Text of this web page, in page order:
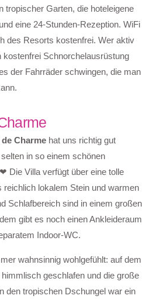
tropischer Garten, die hoteleigene
eine 24-Stunden-Rezeption. WiFi
des Resorts kostenfrei. Wer aktiv
Schnorchelausrüstung
der Fahrräder schwingen, die man
Charme hat uns richtig gut
in so einem schönen
Die Villa verfügt über eine tolle
lokalem Stein und warmen
Schlafbereich sind in einem großen
gibt es noch einen Ankleideraum
Indoor-WC.
wahnsinnig wohlgefühlt: auf dem
geschlafen und die große
den tropischen Dschungel war ein